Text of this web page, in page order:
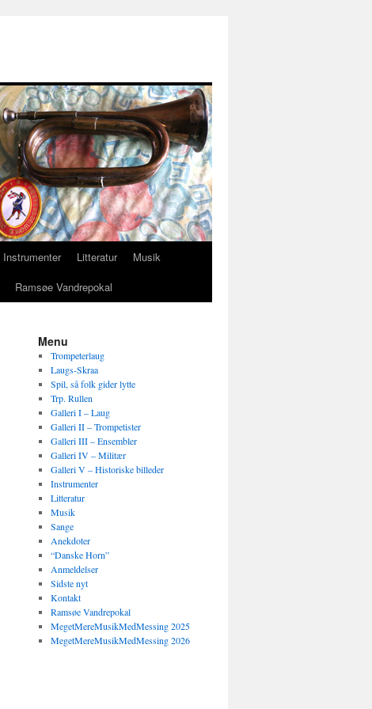
Instrumenter Litteratur
Musik
Ramsøe Vandrepokal
Menu
Trompeterlaug
Laugs-Skraa
Spil, så folk gider lytte
Trp. Rullen
Galleri I – Laug
Galleri II – Trompetister
Galleri III – Ensembler
Galleri IV – Militær
Galleri V – Historiske billeder
Instrumenter
Litteratur
Musik
Sange
Anekdoter
“Danske Horn”
Anmeldelser
Sidste nyt
Kontakt
Ramsøe Vandrepokal
MegetMereMusikMedMessing 2025
MegetMereMusikMedMessing 2026